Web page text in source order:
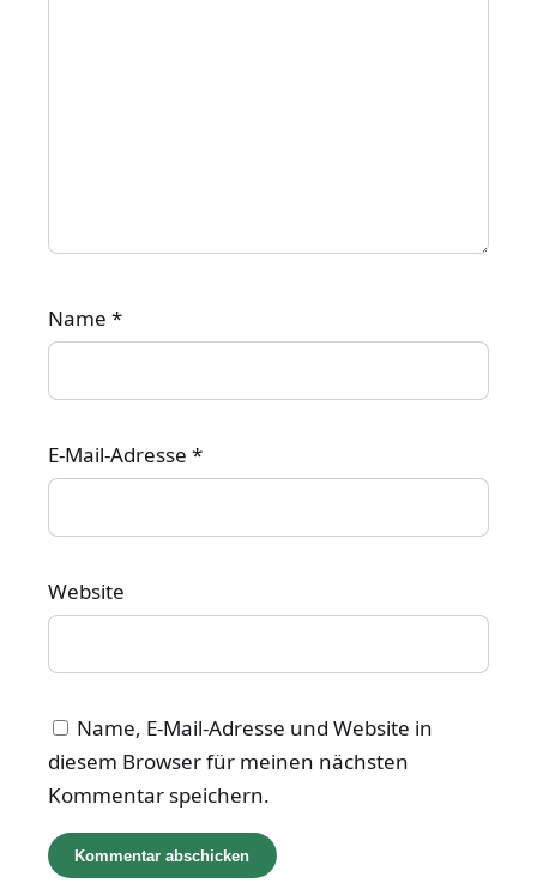
Name *
E-Mail-Adresse *
Website
Name, E-Mail-Adresse und Website in
diesem Browser für meinen nächsten
Kommentar speichern.